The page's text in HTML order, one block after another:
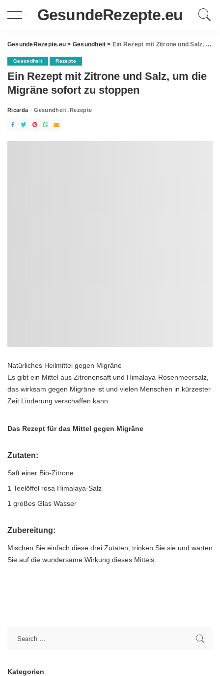
GesundeRezepte.eu
GesundeRezepte.eu > Gesundheit > Ein Rezept mit Zitrone und Salz, um die Migräne sofort zu stoppen
Gesundheit Rezepte
Ein Rezept mit Zitrone und Salz, um die
Migräne sofort zu stoppen
Posted
Ricarda Gesundheit Rezepte
Natürliches Heilmittel gegen Migräne
Es gibt ein Mittel aus Zitronensaft und Himalaya-Rosenmeersalz,
das wirksam gegen Migräne ist und vielen Menschen in kürzester
Zeit Linderung verschaffen kann.
Das Rezept für das Mittel gegen Migräne
Zutaten:
Saft einer Bio-Zitrone
1 Teelöffel rosa Himalaya-Salz
1 großes Glas Wasser
Zubereitung:
Mischen Sie einfach diese drei Zutaten, trinken Sie sie und warten
Sie auf die wundersame Wirkung dieses Mittels.
Kategorien